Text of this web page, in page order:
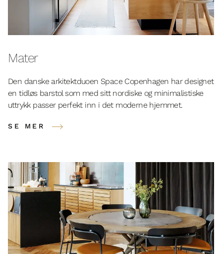
Mater
Den danske arkitektduoen Space Copenhagen har designet
en tidløs barstol som med sitt nordiske og minimalistiske
uttrykk passer perfekt inn i det moderne hjemmet.
SE MER